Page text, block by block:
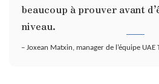
beaucoup à prouver avant
niveau.
– Joxean Matxin, manager de l’équipe UAE